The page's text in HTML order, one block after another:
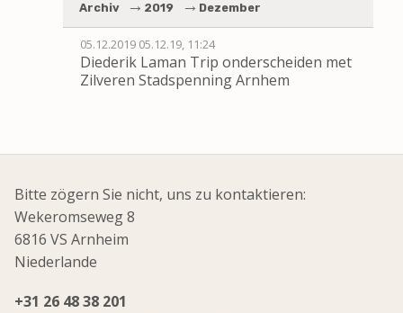
Archiv 2019 Dezember
05.12.201905.12.19, 11:24
Diederik Laman Trip onderscheiden met
Zilveren Stadspenning Arnhem
Bitte zögern Sie nicht, uns zu kontaktieren:
Wekeromseweg 8
6816 VS Arnheim
Niederlande
+31 26 48 38 201